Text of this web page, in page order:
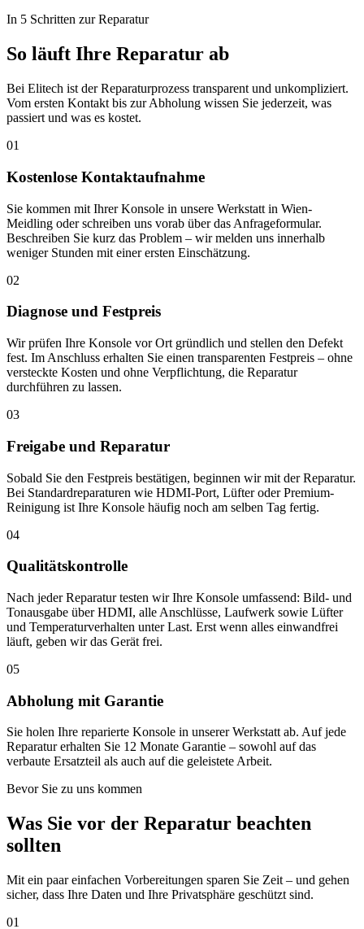
In 5 Schritten zur Reparatur
So läuft Ihre Reparatur ab
Bei Elitech ist der Reparaturprozess transparent und unkompliziert.
Vom ersten Kontakt bis zur Abholung wissen Sie jederzeit, was
passiert und was es kostet.
01
Kostenlose Kontaktaufnahme
Sie kommen mit Ihrer Konsole in unsere Werkstatt in Wien-
Meidling oder schreiben uns vorab über das Anfrageformular.
Beschreiben Sie kurz das Problem – wir melden uns innerhalb
weniger Stunden mit einer ersten Einschätzung.
02
Diagnose und Festpreis
Wir prüfen Ihre Konsole vor Ort gründlich und stellen den Defekt
fest. Im Anschluss erhalten Sie einen transparenten Festpreis – ohne
versteckte Kosten und ohne Verpflichtung, die Reparatur
durchführen zu lassen.
03
Freigabe und Reparatur
Sobald Sie den Festpreis bestätigen, beginnen wir mit der Reparatur.
Bei Standardreparaturen wie HDMI-Port, Lüfter oder Premium-
Reinigung ist Ihre Konsole häufig noch am selben Tag fertig.
04
Qualitätskontrolle
Nach jeder Reparatur testen wir Ihre Konsole umfassend: Bild- und
Tonausgabe über HDMI, alle Anschlüsse, Laufwerk sowie Lüfter
und Temperaturverhalten unter Last. Erst wenn alles einwandfrei
läuft, geben wir das Gerät frei.
05
Abholung mit Garantie
Sie holen Ihre reparierte Konsole in unserer Werkstatt ab. Auf jede
Reparatur erhalten Sie 12 Monate Garantie – sowohl auf das
verbaute Ersatzteil als auch auf die geleistete Arbeit.
Bevor Sie zu uns kommen
Was Sie vor der Reparatur beachten
sollten
Mit ein paar einfachen Vorbereitungen sparen Sie Zeit – und gehen
sicher, dass Ihre Daten und Ihre Privatsphäre geschützt sind.
01